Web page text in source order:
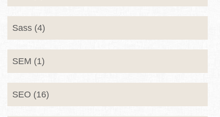
Sass (4)
SEM (1)
SEO (16)